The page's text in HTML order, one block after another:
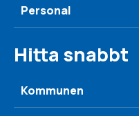
Personal
Hitta snabbt
Kommunen